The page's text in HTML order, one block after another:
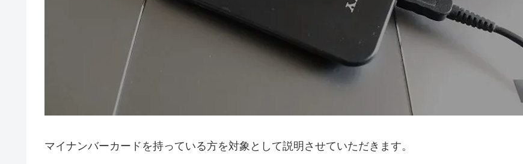
マイナンバーカードを持っている方を対象として説明させていただきます。